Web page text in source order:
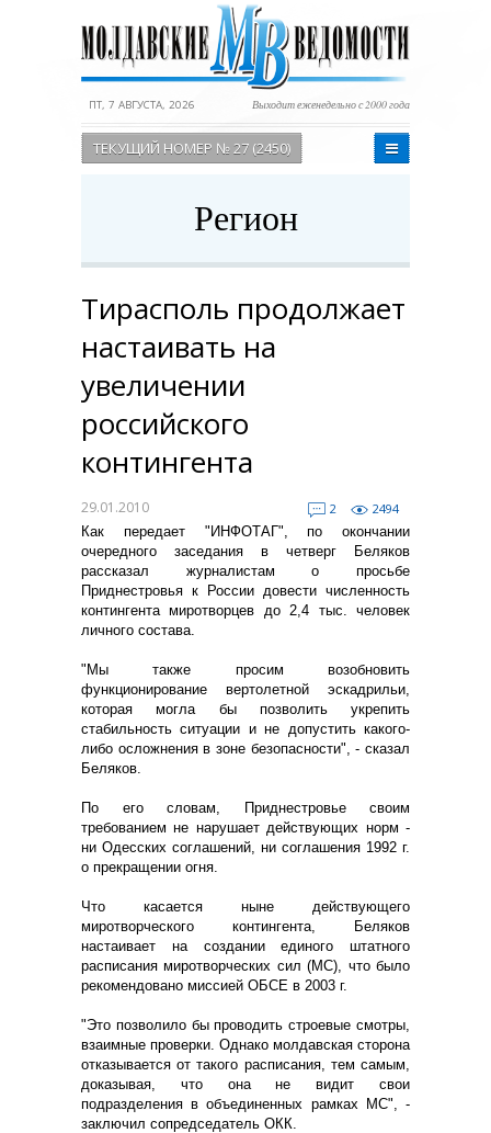
ПТ, 7 АВГУСТА, 2026 Выходит еженедельно с 2000 года
ТЕКУЩИЙ НОМЕР № 27 (2450)
Регион
Тирасполь продолжает
настаивать на
увеличении
российского
контингента
29.01.2010 2
2494
Как передает "ИНФОТАГ", по окончании
очередного заседания в четверг Беляков
рассказал журналистам о просьбе
Приднестровья к России довести численность
контингента миротворцев до 2,4 тыс. человек
личного состава.
"Мы также просим возобновить
функционирование вертолетной эскадрильи,
которая могла бы позволить укрепить
стабильность ситуации и не допустить какого-
либо осложнения в зоне безопасности", - сказал
Беляков.
По его словам, Приднестровье своим
требованием не нарушает действующих норм -
ни Одесских соглашений, ни соглашения 1992 г.
о прекращении огня.
Что касается ныне действующего
миротворческого контингента, Беляков
настаивает на создании единого штатного
расписания миротворческих сил (МС), что было
рекомендовано миссией ОБСЕ в 2003 г.
"Это позволило бы проводить строевые смотры,
взаимные проверки. Однако молдавская сторона
отказывается от такого расписания, тем самым,
доказывая, что она не видит свои
подразделения в объединенных рамках МС", -
заключил сопредседатель ОКК.